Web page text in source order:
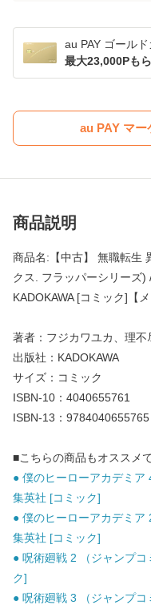
au PAY ゴール
最大23,000Pも
au PAY マー
商品説明
商品名:【中古】 無職転生
クス. フラッパーシリーズ
KADOKAWA [コミック]【
著者：フジカワユカ、理不
出版社：KADOKAWA
サイズ：コミック
ISBN-10：4040655761
ISBN-13：9784040655765
■こちらの商品もオススメ
● 僕のヒーローアカデミ
集英社 [コミック]
● 僕のヒーローアカデミ
集英社 [コミック]
● 呪術廻戦 2 （ジャンプ
ク]
● 呪術廻戦 3 （ジャンプ